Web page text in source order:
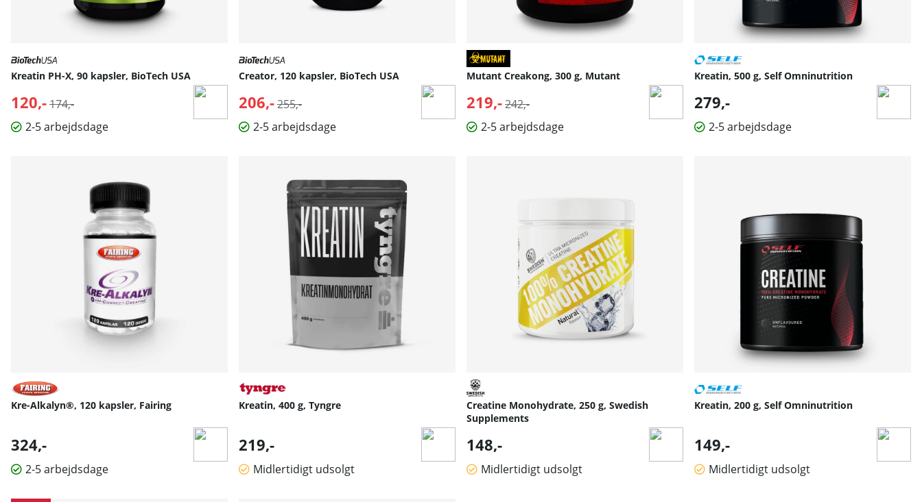
Kreatin PH-X, 90 kapsler, BioTech USA
120,- Normalpris:
174,-
2-5 arbejdsdage
Creator, 120 kapsler, BioTech USA
206,- Normalpris:
255,-
2-5 arbejdsdage
Mutant Creakong, 300 g, Mutant
219,- Normalpris:
242,-
2-5 arbejdsdage
Kreatin, 500 g, Self Omninutrition
279,-
2-5 arbejdsdage
Kre-Alkalyn®, 120 kapsler, Fairing
324,-
2-5 arbejdsdage
Kreatin, 400 g, Tyngre
219,-
Midlertidigt udsolgt
Creatine Monohydrate, 250 g, Swedish
Supplements
148,-
Midlertidigt udsolgt
Kreatin, 200 g, Self Omninutrition
149,-
Midlertidigt udsolgt